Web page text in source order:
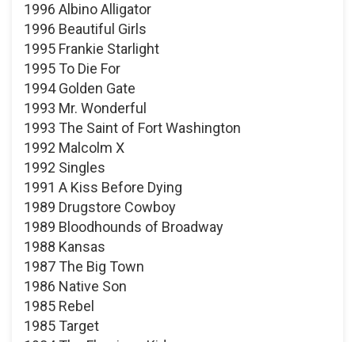
1996 Albino Alligator
1996 Beautiful Girls
1995 Frankie Starlight
1995 To Die For
1994 Golden Gate
1993 Mr. Wonderful
1993 The Saint of Fort Washington
1992 Malcolm X
1992 Singles
1991 A Kiss Before Dying
1989 Drugstore Cowboy
1989 Bloodhounds of Broadway
1988 Kansas
1987 The Big Town
1986 Native Son
1985 Rebel
1985 Target